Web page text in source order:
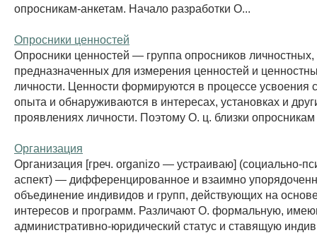
опросникам-анкетам. Начало разработки О...
Опросники ценностей
Опросники ценностей — группа опросников личностных,
предназначенных для измерения ценностей и
личности. Ценности формируются в процессе усвоения
опыта и обнаруживаются в интересах, установках и
проявлениях личности. Поэтому О. ц. близки
Организация
Организация [греч. organizo — устраиваю] (социально-
аспект) — дифференцированное и взаимно
объединение индивидов и групп, действующих на
интересов и программ. Различают О. формальную,
административно-юридический статус и ставящую